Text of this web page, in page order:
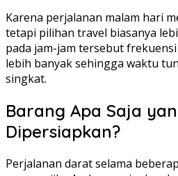
Karena perjalanan malam hari
tetapi pilihan travel biasanya
pada jam-jam tersebut
lebih banyak sehingga waktu
singkat.
Barang Apa Saja
Dipersiapkan?
Perjalanan darat selama